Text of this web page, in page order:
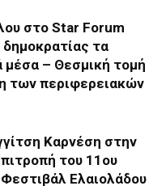
στο Star Forum
δημοκρατίας τα
μέσα – Θεσμική τομή
των περιφερειακών
Καρνέση στην
του 11ου
Ελαιολάδου